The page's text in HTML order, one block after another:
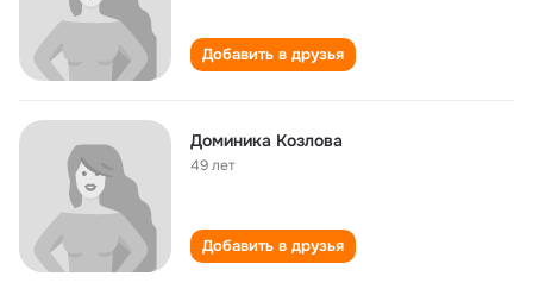
Добавить в друзья
Доминика Козлова
49 лет
Добавить в друзья